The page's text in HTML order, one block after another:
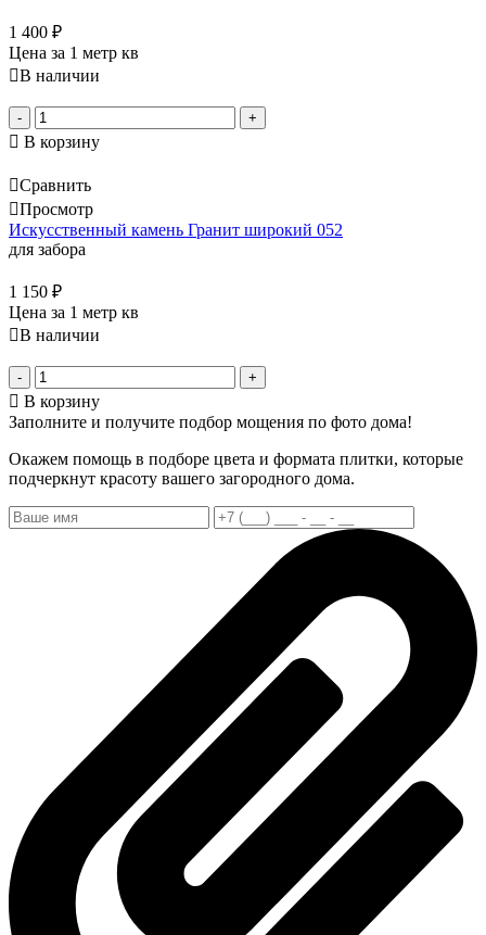
1 400 ₽
Цена за 1 метр кв
В наличии
- +
В корзину
Сравнить
Просмотр
Искусственный камень Гранит широкий 052
для забора
1 150 ₽
Цена за 1 метр кв
В наличии
- +
В корзину
Заполните и получите подбор мощения по фото дома!
Окажем помощь в подборе цвета и формата плитки, которые
подчеркнут красоту вашего загородного дома.